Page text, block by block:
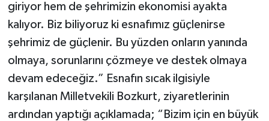
giriyor hem de şehrimizin ekonomisi ayakta
kalıyor. Biz biliyoruz ki esnafımız güçlenirse
şehrimiz de güçlenir. Bu yüzden onların yanında
olmaya, sorunlarını çözmeye ve destek olmaya
devam edeceğiz.” Esnafın sıcak ilgisiyle
karşılanan Milletvekili Bozkurt, ziyaretlerinin
ardından yaptığı açıklamada; “Bizim için en büyük